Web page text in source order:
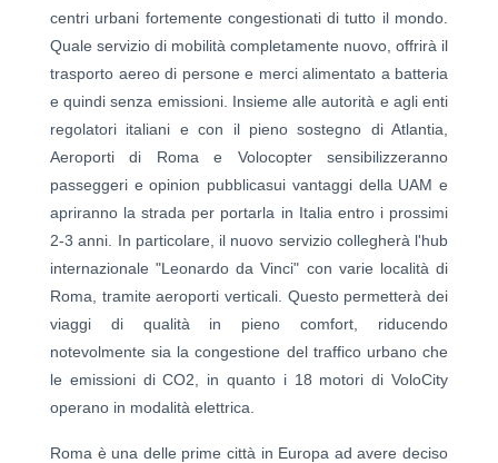
centri urbani fortemente congestionati di tutto il mondo.
Quale servizio di mobilità completamente nuovo, offrirà il
trasporto aereo di persone e merci alimentato a batteria
e quindi senza emissioni. Insieme alle autorità e agli enti
regolatori italiani e con il pieno sostegno di Atlantia,
Aeroporti di Roma e Volocopter sensibilizzeranno
passeggeri e opinion pubblicasui vantaggi della UAM e
apriranno la strada per portarla in Italia entro i prossimi
2-3 anni. In particolare, il nuovo servizio collegherà l'hub
internazionale "Leonardo da Vinci" con varie località di
Roma, tramite aeroporti verticali. Questo permetterà dei
viaggi di qualità in pieno comfort, riducendo
notevolmente sia la congestione del traffico urbano che
le emissioni di CO2, in quanto i 18 motori di VoloCity
operano in modalità elettrica.
Roma è una delle prime città in Europa ad avere deciso